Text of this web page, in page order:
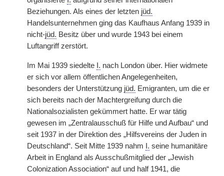
Beziehungen. Als eines der letzten jüd.
Handelsunternehmen ging das Kaufhaus Anfang 1939 in
nicht-jüd. Besitz über und wurde 1943 bei einem
Luftangriff zerstört.
Im Mai 1939 siedelte I. nach London über. Hier widmete
er sich vor allem öffentlichen Angelegenheiten,
besonders der Unterstützung jüd. Emigranten, um die er
sich bereits nach der Machtergreifung durch die
Nationalsozialisten gekümmert hatte. Er war tätig
gewesen im „Zentralausschuß für Hilfe und Aufbau“ und
seit 1937 in der Direktion des „Hilfsvereins der Juden in
Deutschland“. Seit Mitte 1939 nahm
I. seine humanitäre
Arbeit in England als Ausschußmitglied der „Jewish
Colonization Association“ auf und half 1941, die